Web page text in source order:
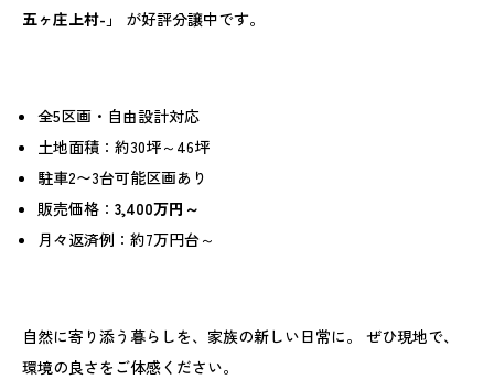
五ヶ庄上村-」
が好評分譲中です。
全5区画・自由設計対応
土地面積：約30坪～46坪
駐車2〜3台可能区画あり
販売価格： 3,400万円～
月々返済例：約7万円台～
自然に寄り添う暮らしを、家族の新しい日常に。 ぜひ現地で、
環境の良さをご体感ください。